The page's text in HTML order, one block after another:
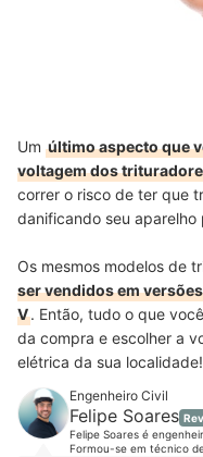
Um último aspecto que
voltagem dos
correr o risco de ter que
danificando seu aparelho
Os mesmos modelos de
ser vendidos em
V. Então, tudo o que
da compra e escolher a
elétrica da sua localidade!
Engenheiro Civil
Felipe Soares
Felipe Soares é
Formou-se em técnico